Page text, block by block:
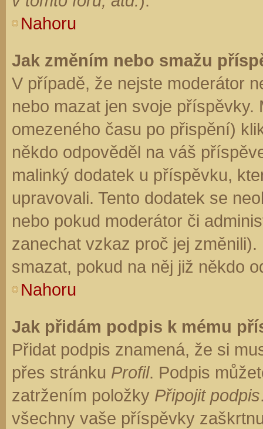
Nahoru
Jak změním nebo smažu
V případě, že nejste moderátor
nebo mazat jen svoje
omezeného času po přispění)
někdo odpověděl na váš
malinký dodatek u příspěvku,
upravovali. Tento dodatek se
nebo pokud moderátor či
zanechat vzkaz proč jej
smazat, pokud na něj již někdo
Nahoru
Jak přidám podpis k mému
Přidat podpis znamená, že si
přes stránku Profil. Podpis
zatržením položky Připojit podpis
všechny vaše příspěvky